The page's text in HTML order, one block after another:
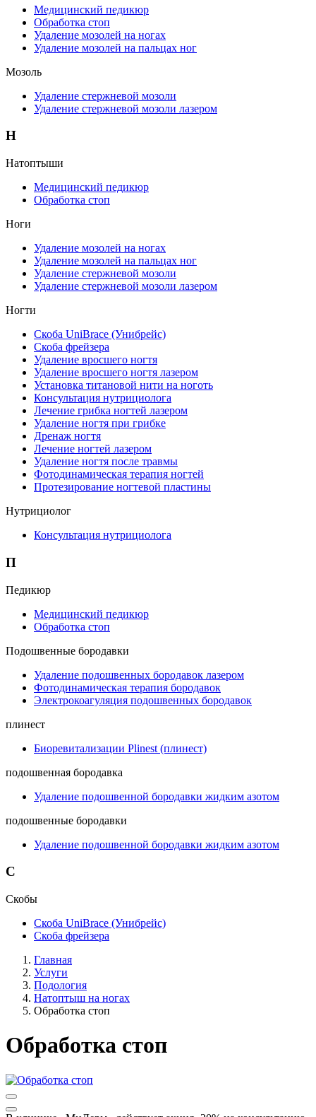
Медицинский педикюр
Обработка стоп
Удаление мозолей на ногах
Удаление мозолей на пальцах ног
Мозоль
Удаление стержневой мозоли
Удаление стержневой мозоли лазером
Н
Натоптыши
Медицинский педикюр
Обработка стоп
Ноги
Удаление мозолей на ногах
Удаление мозолей на пальцах ног
Удаление стержневой мозоли
Удаление стержневой мозоли лазером
Ногти
Скоба UniBrace (Унибрейс)
Скоба фрейзера
Удаление вросшего ногтя
Удаление вросшего ногтя лазером
Установка титановой нити на ноготь
Консультация нутрициолога
Лечение грибка ногтей лазером
Удаление ногтя при грибке
Дренаж ногтя
Лечение ногтей лазером
Удаление ногтя после травмы
Фотодинамическая терапия ногтей
Протезирование ногтевой пластины
Нутрициолог
Консультация нутрициолога
П
Педикюр
Медицинский педикюр
Обработка стоп
Подошвенные бородавки
Удаление подошвенных бородавок лазером
Фотодинамическая терапия бородавок
Электрокоагуляция подошвенных бородавок
плинест
Биоревитализации Plinest (плинест)
подошвенная бородавка
Удаление подошвенной бородавки жидким азотом
подошвенные бородавки
Удаление подошвенной бородавки жидким азотом
С
Скобы
Скоба UniBrace (Унибрейс)
Скоба фрейзера
Главная
Услуги
Подология
Натоптыш на ногах
Обработка стоп
Обработка стоп